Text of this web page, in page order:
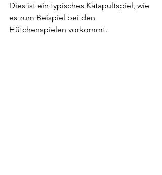
Dies ist ein typisches Katapultspiel, wie
es zum Beispiel bei den
Hütchenspielen vorkommt.